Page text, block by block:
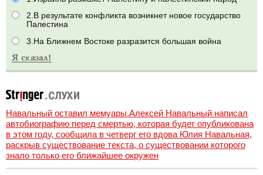
2.В результате конфликта возникнет новое государство
Палестина
3.На Ближнем Востоке разразится большая война
Навальный оставил мемуары.Алексей Навальный написал
автобиографию перед смертью, которая будет опубликована
в этом году, сообщила в четверг его вдова Юлия Навальная,
раскрыв существование текста, о существовании которого
знало только его ближайшее окружен